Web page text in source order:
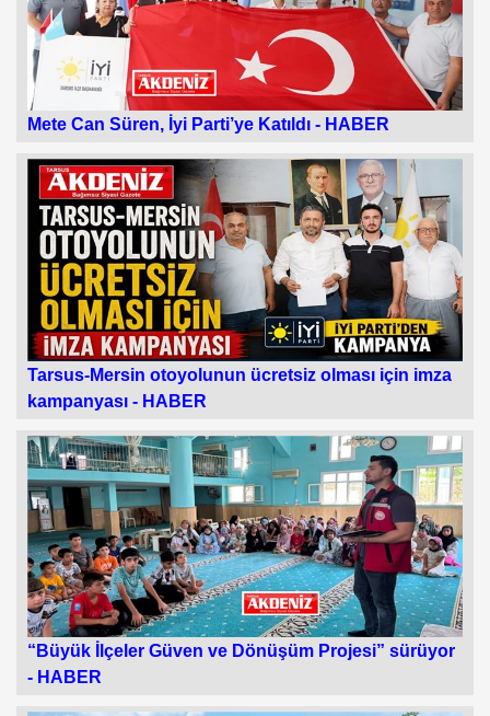
Mete Can Süren, İyi Parti’ye Katıldı - HABER
Tarsus-Mersin otoyolunun ücretsiz olması için imza
kampanyası - HABER
“Büyük İlçeler Güven ve Dönüşüm Projesi” sürüyor
- HABER